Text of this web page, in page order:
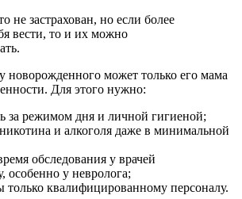
не застрахован, но если более
вести, то и их можно
может только его мама
Для этого нужно:
за режимом дня и личной гигиеной;
никотина и алкоголя даже в минимальной
обследования у врачей
особенно у невролога;
только квалифицированному персоналу.